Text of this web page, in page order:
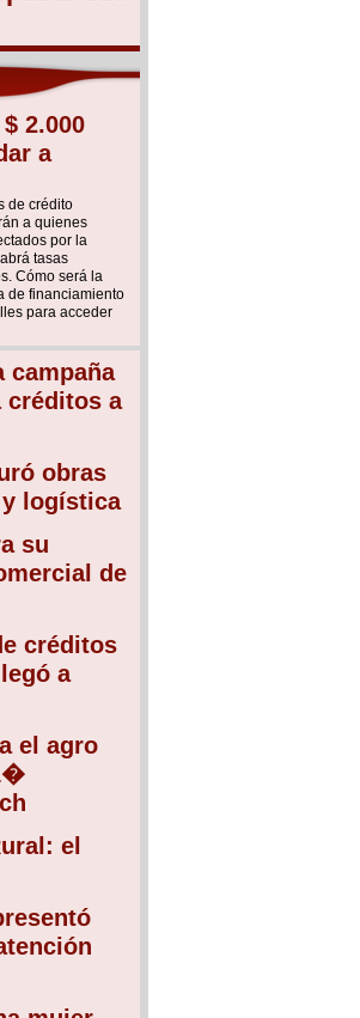
2.000
a
de crédito
a quienes
por la
tasas
Cómo será la
de financiamiento
para acceder
campaña
créditos a
obras
logística
su
de
créditos
a
el agro
el